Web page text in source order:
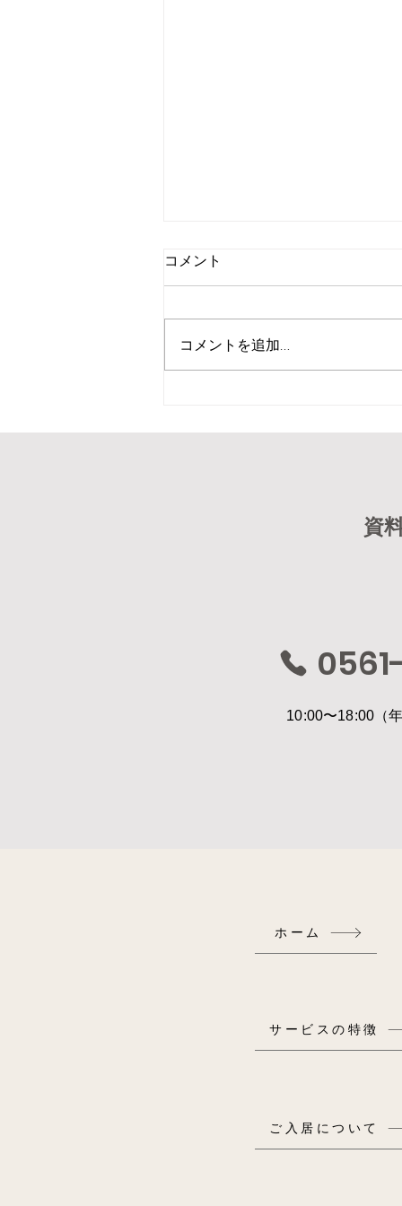
コメント
コメントを追加…
資
10:00〜18:00（
ホーム
サービスの特徴
ご入居について